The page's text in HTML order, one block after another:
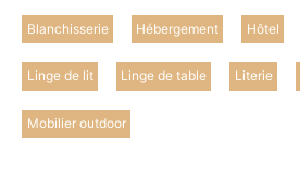
Blanchisserie Hébergement Hôtel
Linge de lit Linge de table Literie
Mobilier outdoor